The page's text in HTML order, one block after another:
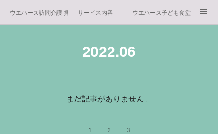
ウエハース訪問介護 拝島 サービス内容 ウエハース子ども食堂
2022.06
まだ記事がありません。
1 2 3